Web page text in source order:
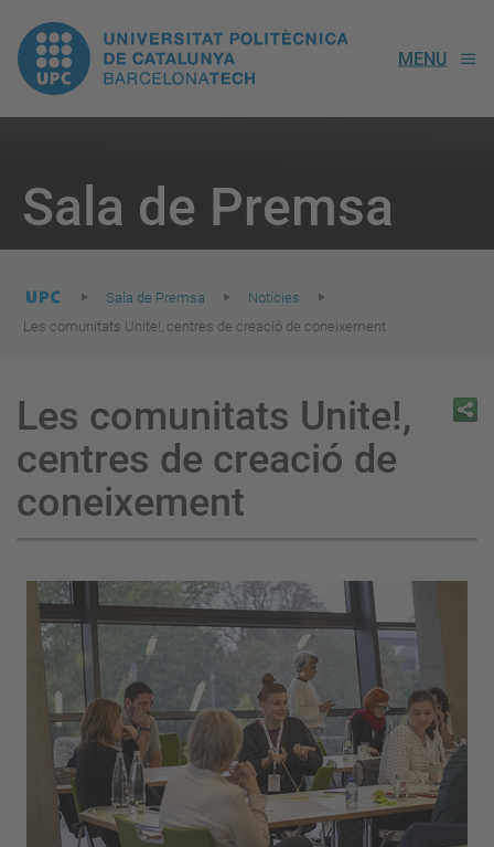
UPC.
Universitat
de
Catalunya
MENU
Sala de Premsa
here:
Sala de Premsa
Notícies
Les comunitats Unite!, centres de creació de coneixement
Les comunitats Unite!,
centres de creació de
coneixement